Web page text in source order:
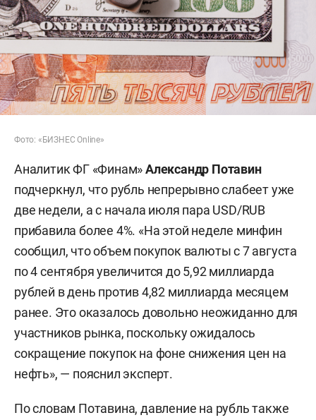
Фото: «БИЗНЕС Online»
Аналитик ФГ «Финам»Александр Потавин
подчеркнул, что рубль непрерывно слабеет уже
две недели, а с начала июля пара USD/RUB
прибавила более 4%. «На этой неделе минфин
сообщил, что объем покупок валюты с 7 августа
по 4 сентября увеличится до 5,92 миллиарда
рублей в день против 4,82 миллиарда месяцем
ранее. Это оказалось довольно неожиданно для
участников рынка, поскольку ожидалось
сокращение покупок на фоне снижения цен на
нефть», — пояснил эксперт.
По словам Потавина, давление на рубль также